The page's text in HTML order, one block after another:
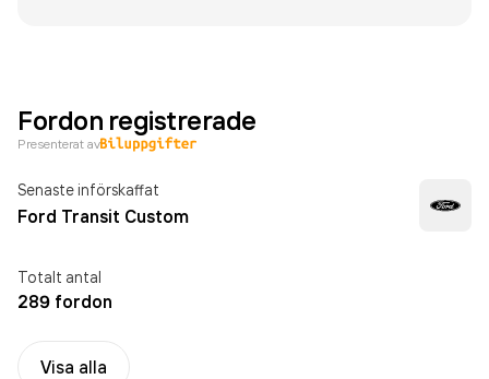
Fordon registrerade
Presenterat av
Senaste införskaffat
Ford Transit Custom
Totalt antal
289 fordon
Visa alla